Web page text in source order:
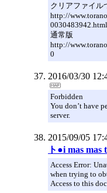
クリアファイル
http://
0030483942.html
通常版
http://
0
2016/03/30
Forbidden
You don’t have
server.
2015/09/05
ト●i mas mas
Access Error:
when trying to
Access to this